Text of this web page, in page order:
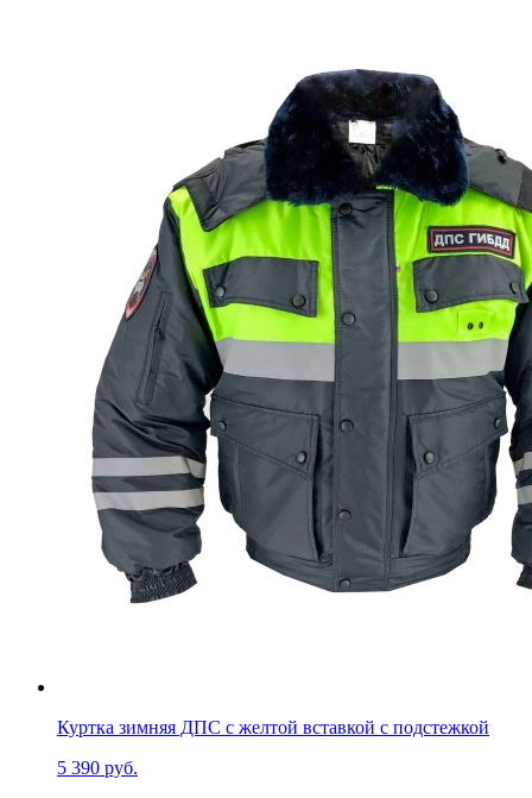
Куртка зимняя ДПС с желтой вставкой с подстежкой
5 390 руб.